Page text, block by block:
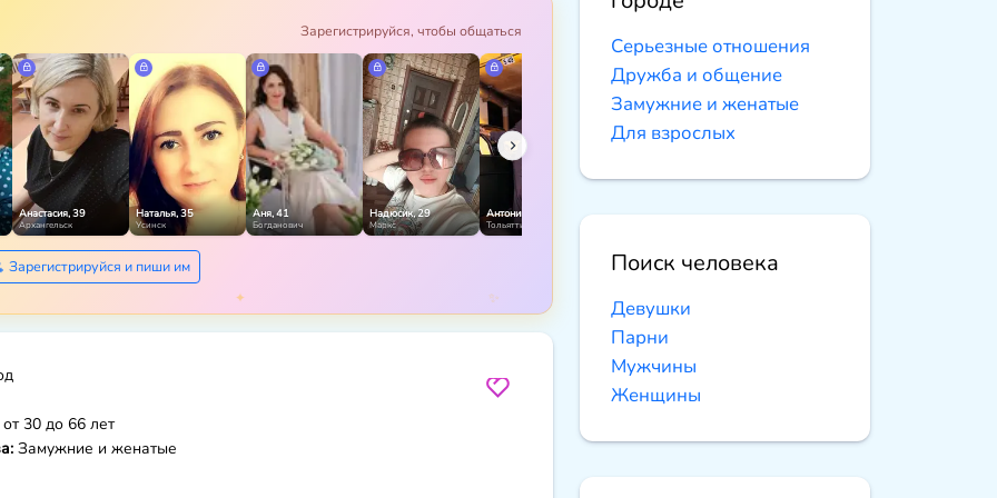
Зарегистрируйся, чтобы общаться
Анастасия, 39
Архангельск
Наталья, 35
Усинск
Аня, 41
Богданович
Надюсик, 29
Маркс
Антонина, 55
Тольятти
Светлана, 51 Татьяна, 43 Светлана, 55
Воронеж
Зарегистрируйся и пиши им
30 до 66 лет
Замужние и женатые
Серьезные отношения
Дружба и общение
Замужние и женатые
Для взрослых
Поиск человека
Девушки
Парни
Мужчины
Женщины